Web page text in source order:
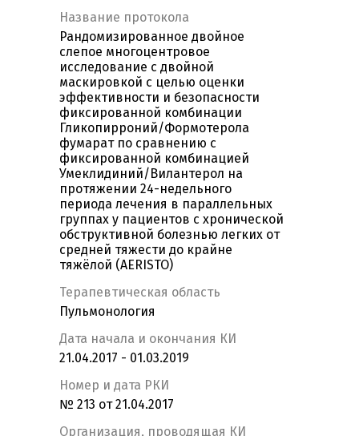
Название протокола
Рандомизированное двойное
слепое многоцентровое
исследование с двойной
маскировкой с целью оценки
эффективности и безопасности
фиксированной комбинации
Гликопирроний/Формотерола
фумарат по сравнению с
фиксированной комбинацией
Умеклидиний/Вилантерол на
протяжении 24-недельного
периода лечения в параллельных
группах у пациентов с хронической
обструктивной болезнью легких от
средней тяжести до крайне
тяжёлой (AERISTO)
Терапевтическая область
Пульмонология
Дата начала и окончания КИ
21.04.2017 - 01.03.2019
Номер и дата РКИ
№ 213 от 21.04.2017
Организация, проводящая КИ